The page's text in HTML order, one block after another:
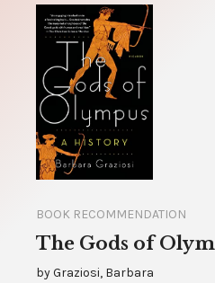
BOOK RECOMMENDATION
The Gods of
byGraziosi, Barbara